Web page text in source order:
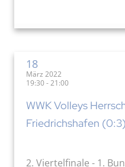
18
März 2022
19:30 - 21:00
WWK Volleys
Friedrichshafen (0:3)
2. Viertelfinale - 1.